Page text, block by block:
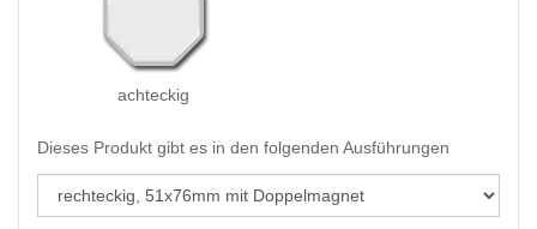
achteckig
Dieses Produkt gibt es in den folgenden Ausführungen